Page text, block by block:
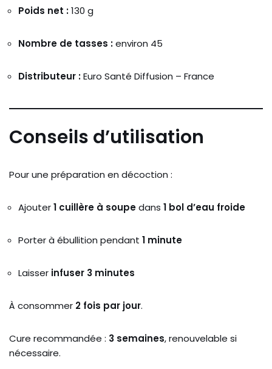
Poids net :130 g
Nombre de tasses :environ 45
Distributeur :Euro Santé Diffusion – France
Conseils d’utilisation
Pourune préparation en décoction :
Ajouter1 cuillère à soupedans 1 bol d’eau froide
Porterà ébullition pendant 1 minute
Laisser infuser 3 minutes
À consommer 2 fois par jour.
Cure recommandée : 3 semaines,renouvelable si
nécessaire.